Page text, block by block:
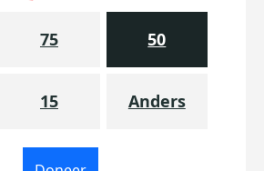
75 50
15 Anders